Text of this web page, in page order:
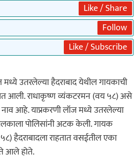
Like / Share
Follow
Like / Subscribe
उतरलेल्या हैदराबाद येथील गायकाची
आली. राधाकृष्ण व्यंकटरमन (वय ५८) असे
आहे. याप्रकरणी लॉज मध्ये उतरलेल्या
पोलिसांनी अटक केली. गायक
हैदराबादला राहतात वसईतील एका
ते आले होते.